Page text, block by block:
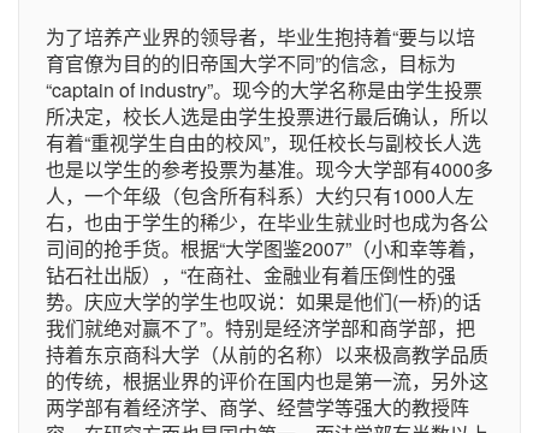
为了培养产业界的领导者，毕业生抱持着“要与以培
育官僚为目的的旧帝国大学不同”的信念，目标为
“captain of industry”。现今的大学名称是由学生投票
所决定，校长人选是由学生投票进行最后确认，所以
有着“重视学生自由的校风”，现任校长与副校长人选
也是以学生的参考投票为基准。现今大学部有4000多
人，一个年级（包含所有科系）大约只有1000人左
右，也由于学生的稀少，在毕业生就业时也成为各公
司间的抢手货。根据“大学图鉴2007”（小和幸等着，
钻石社出版），“在商社、金融业有着压倒性的强
势。庆应大学的学生也叹说：如果是他们(一桥)的话
我们就绝对赢不了”。特别是经济学部和商学部，把
持着东京商科大学（从前的名称）以来极高教学品质
的传统，根据业界的评价在国内也是第一流，另外这
两学部有着经济学、商学、经营学等强大的教授阵